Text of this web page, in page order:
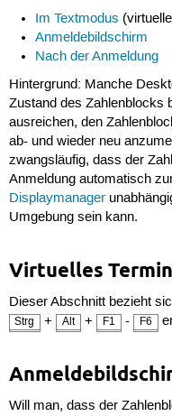
Im Textmodus
Anmeldebildschirm
Nach der Anmeldung
Hintergrund: Manche
Zustand des Zahlenblocks
ausreichen, den
ab- und wieder neu
zwangsläufig, dass der
Anmeldung automatisch
Displaymanager
Umgebung sein kann.
Virtuelles
Dieser Abschnitt bezieht
Strg + Alt + F1 - F6
Will man, dass der